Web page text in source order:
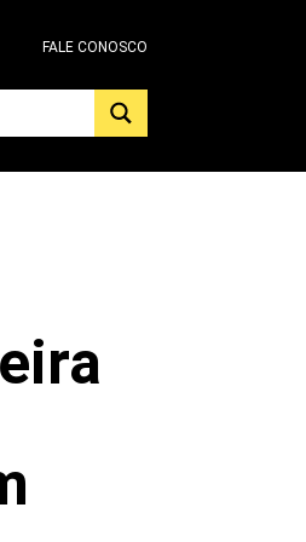
FALE CONOSCO